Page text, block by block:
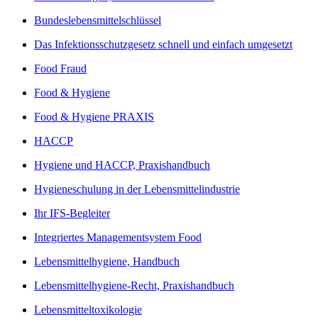
Bundeslebensmittelschlüssel
Das Infektionsschutzgesetz schnell und einfach umgesetzt
Food Fraud
Food & Hygiene
Food & Hygiene PRAXIS
HACCP
Hygiene und HACCP, Praxishandbuch
Hygieneschulung in der Lebensmittelindustrie
Ihr IFS-Begleiter
Integriertes Managementsystem Food
Lebensmittelhygiene, Handbuch
Lebensmittelhygiene-Recht, Praxishandbuch
Lebensmitteltoxikologie